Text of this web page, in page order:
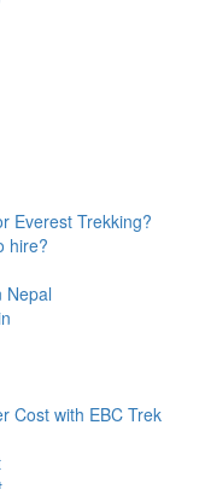
Everest Trekking?
hire?
Nepal
Cost with EBC Trek